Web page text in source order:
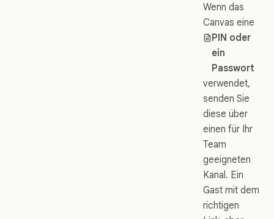
Wenn das
Canvas eine
PIN oder
ein
Passwort
verwendet,
senden Sie
diese über
einen für Ihr
Team
geeigneten
Kanal. Ein
Gast mit dem
richtigen